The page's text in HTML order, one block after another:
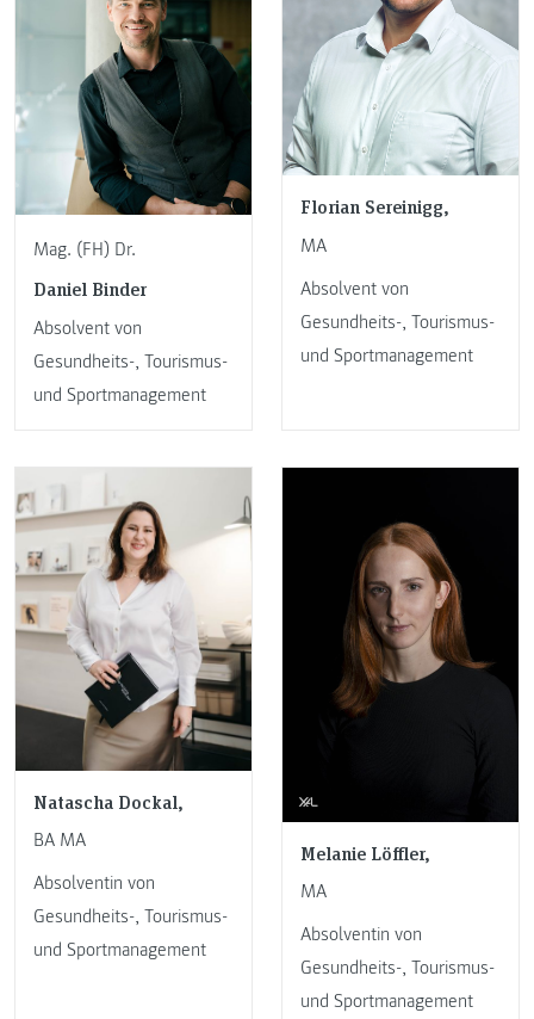
Mag. (FH) Dr.
Daniel Binder
Absolvent von
Gesundheits-, Tourismus-
und Sportmanagement
Florian Sereinigg,
MA
Absolvent von
Gesundheits-, Tourismus-
und Sportmanagement
Natascha Dockal,
BA MA
Absolventin von
Gesundheits-, Tourismus-
und Sportmanagement
Melanie Löffler,
MA
Absolventin von
Gesundheits-, Tourismus-
und Sportmanagement